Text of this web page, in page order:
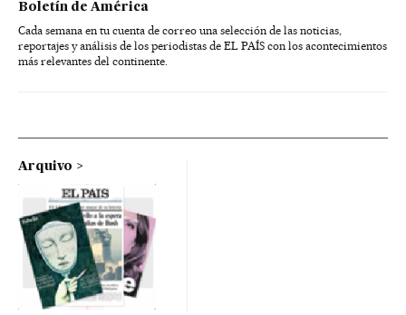
Boletín de América
Cada semana en tu cuenta de correo una selección de las noticias,
reportajes y análisis de los periodistas de EL PAÍS con los acontecimientos
más relevantes del continente.
Arquivo